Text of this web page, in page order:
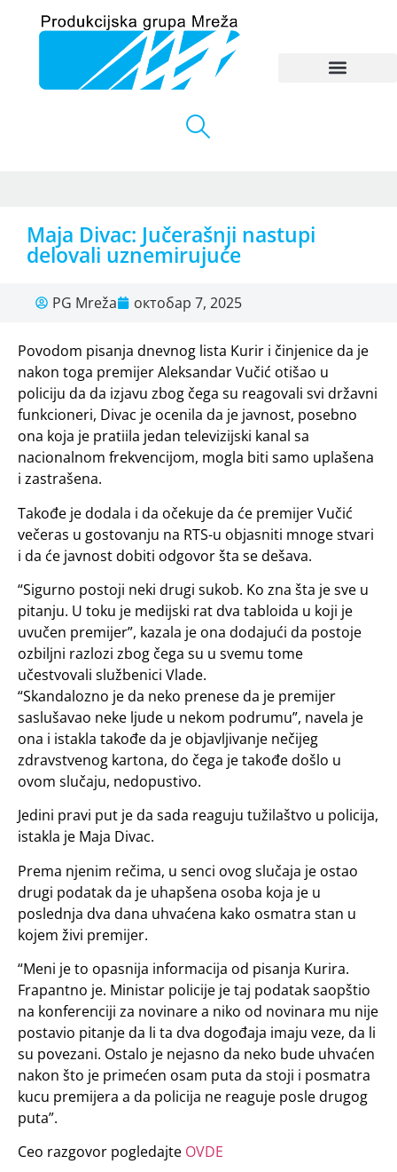
Maja Divac: Jučerašnji nastupi
delovali uznemirujuće
PG Mreža октобар 7, 2025
Povodom pisanja dnevnog lista Kurir i činjenice da je
nakon toga premijer Aleksandar Vučić otišao u
policiju da da izjavu zbog čega su reagovali svi državni
funkcioneri, Divac je ocenila da je javnost, posebno
ona koja je pratiila jedan televizijski kanal sa
nacionalnom frekvencijom, mogla biti samo uplašena
i zastrašena.
Takođe je dodala i da očekuje da će premijer Vučić
večeras u gostovanju na RTS-u objasniti mnoge stvari
i da će javnost dobiti odgovor šta se dešava.
“Sigurno postoji neki drugi sukob. Ko zna šta je sve u
pitanju. U toku je medijski rat dva tabloida u koji je
uvučen premijer”, kazala je ona dodajući da postoje
ozbiljni razlozi zbog čega su u svemu tome
učestvovali službenici Vlade.
“Skandalozno je da neko prenese da je premijer
saslušavao neke ljude u nekom podrumu”, navela je
ona i istakla takođe da je objavljivanje nečijeg
zdravstvenog kartona, do čega je takođe došlo u
ovom slučaju, nedopustivo.
Jedini pravi put je da sada reaguju tužilaštvo u policija,
istakla je Maja Divac.
Prema njenim rečima, u senci ovog slučaja je ostao
drugi podatak da je uhapšena osoba koja je u
poslednja dva dana uhvaćena kako osmatra stan u
kojem živi premijer.
“Meni je to opasnija informacija od pisanja Kurira.
Frapantno je. Ministar policije je taj podatak saopštio
na konferenciji za novinare a niko od novinara mu nije
postavio pitanje da li ta dva dogođaja imaju veze, da li
su povezani. Ostalo je nejasno da neko bude uhvaćen
nakon što je primećen osam puta da stoji i posmatra
kucu premijera a da policija ne reaguje posle drugog
puta”.
Ceo razgovor pogledajte OVDE